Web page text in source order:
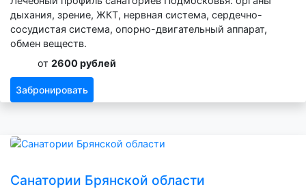
дыхания, зрение, ЖКТ, нервная система, сердечно-
сосудистая система, опорно-двигательный аппарат,
обмен веществ.
от 2600 рублей
Забронировать
Санатории Брянской области